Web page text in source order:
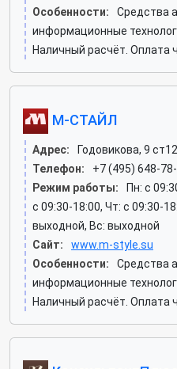
Особенности:
Средства
информационные
Наличный расчёт. Оплата
М-СТАЙЛ
Адрес:
Годовикова, 9
Телефон:
+7 (495) 648-
Режим работы:
Пн: c
c 09:30-18:00, Чт: c 09:30-
выходной, Вс: выходной
Сайт:
www.m-style.su
Особенности:
Средства
информационные
Наличный расчёт. Оплата